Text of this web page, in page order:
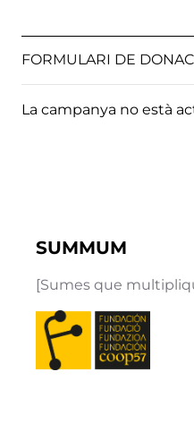
FORMULARI DE
La campanya no està
SUMMUM
[Sumes que